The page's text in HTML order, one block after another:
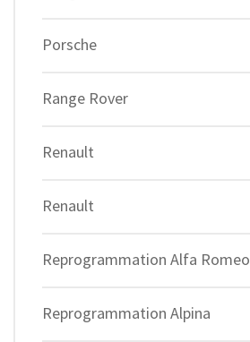
Porsche
Range Rover
Renault
Renault
Reprogrammation Alfa Romeo
Reprogrammation Alpina